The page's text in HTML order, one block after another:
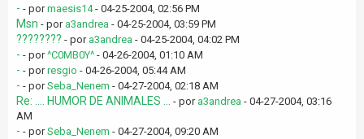
- - pormaesis14- 04-25-2004, 02:56 PM
Msn - por a3andrea - 04-25-2004, 03:59 PM
???????? - por a3andrea - 04-25-2004, 04:02 PM
- - por^C0MB0Y^ - 04-26-2004, 01:10 AM
- - porresgio - 04-26-2004, 05:44 AM
- - porSeba_Nenem - 04-27-2004, 02:18 AM
Re: .... HUMOR DE ANIMALES ... - por a3andrea - 04-27-2004, 03:16
AM
- - porSeba_Nenem - 04-27-2004, 09:20 AM